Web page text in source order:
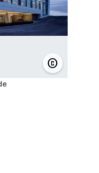
copyright
©